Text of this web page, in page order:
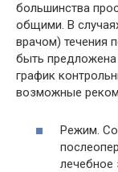
большинства
общими. В
врачом) течения
быть предложена
график
возможные
Режим.